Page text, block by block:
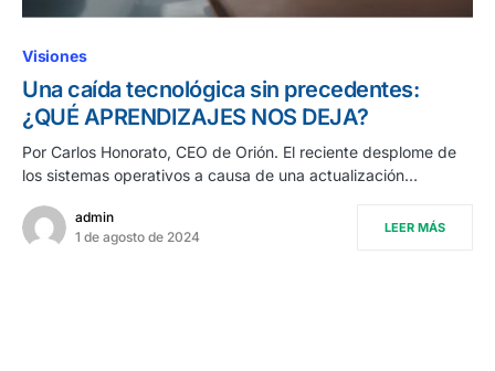
Visiones
Una caída tecnológica sin precedentes:
¿QUÉ APRENDIZAJES NOS DEJA?
Por Carlos Honorato, CEO de Orión. El reciente desplome de
los sistemas operativos a causa de una actualización…
admin
1 de agosto de 2024
LEER MÁS